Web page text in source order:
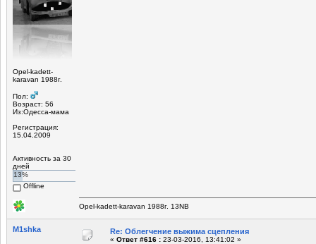
Opel-kadett-
karavan 1988г.
Пол:
Возраст: 56
Из:Одесса-мама
Регистрация:
15.04.2009
Активность за 30
дней
13%
Offline
Opel-kadett-karavan 1988г. 13NB
M1shka Re: Облегчение выжима сцепления
« Ответ #616 : 23-03-2016, 13:41:02 »